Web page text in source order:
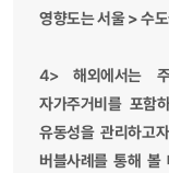
영향도는 서울 > 수
4> 해외에서는
자가주거비를 포함
유동성을 관리하고
버블사례를 통해 볼